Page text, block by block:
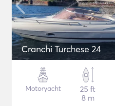
Cranchi Turchese 24
Motoryacht
25 ft
8 m